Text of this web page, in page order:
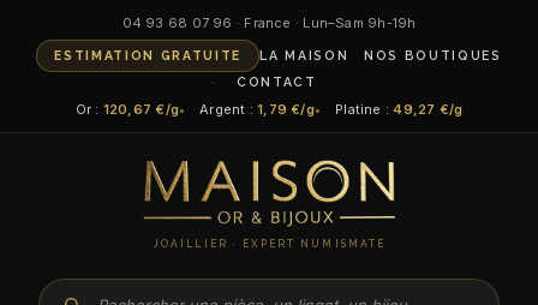
04 93 68 07 96 · France · Lun–Sam 9h-19h
ESTIMATION GRATUITE LA MAISON
NOS BOUTIQUES
CONTACT
Or : 120,67 €/g Argent :1,79 €/g Platine :49,27 €/g
JOAILLIER · EXPERT NUMISMATE